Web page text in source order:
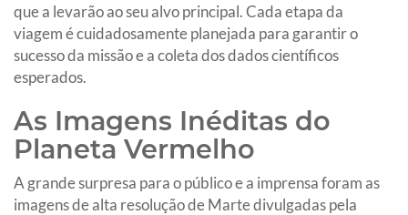
que a levarão ao seu alvo principal. Cada etapa da
viagem é cuidadosamente planejada para garantir o
sucesso da missão e a coleta dos dados científicos
esperados.
As Imagens Inéditas do
Planeta Vermelho
A grande surpresa para o público e a imprensa foram as
imagens de alta resolução de Marte divulgadas pela